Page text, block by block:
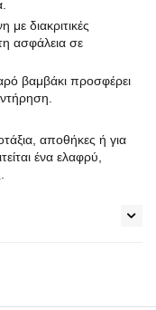
με διακριτικές
ασφάλεια σε
βαμβάκι προσφέρει
αποθήκες ή για
ένα ελαφρύ,